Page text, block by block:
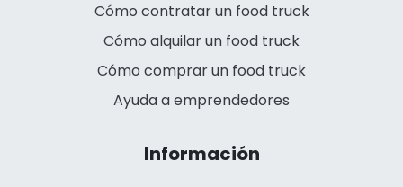
Cómo contratar un food truck
Cómo alquilar un food truck
Cómo comprar un food truck
Ayuda a emprendedores
Información